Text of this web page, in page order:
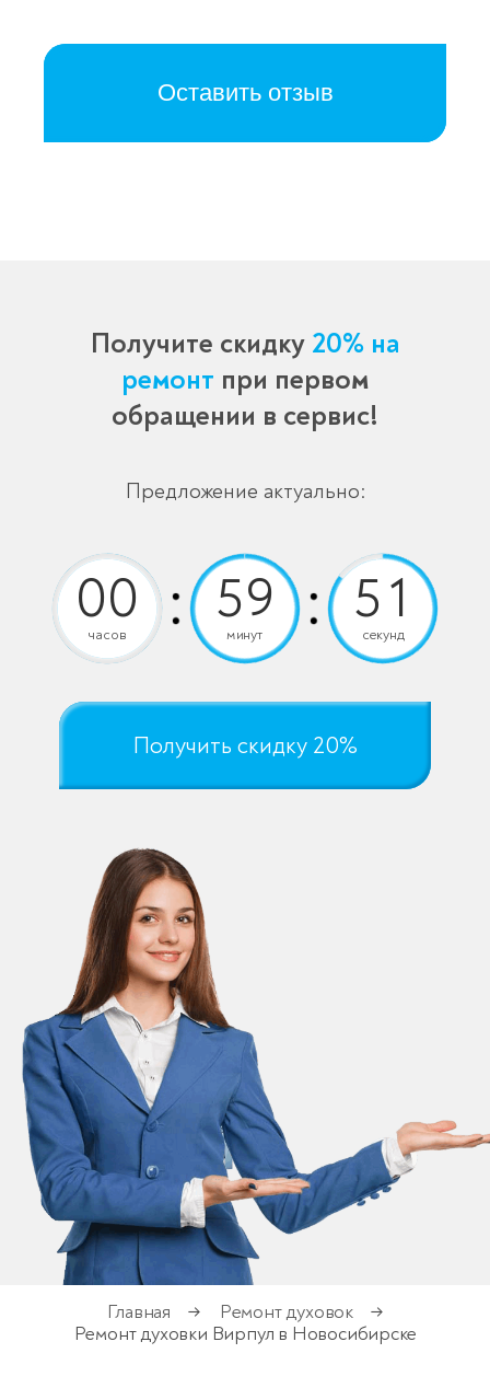
Оставить отзыв
Получите скидку 20% на
ремонт при первом
обращении в сервис!
Предложение актуально:
часов минут секунд
Получить скидку 20%
Главная → Ремонт духовок
→
Ремонт духовки Вирпул в Новосибирске